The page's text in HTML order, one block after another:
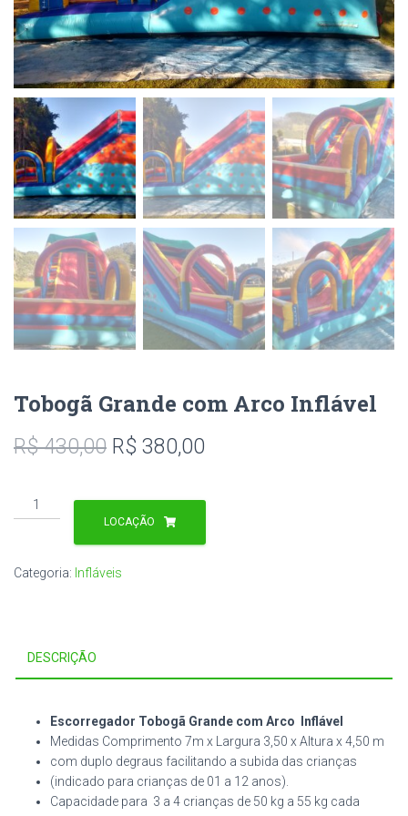
Tobogã Grande com Arco Inflável
R$430,00 R$ 380,00
Tobogã
Grande
Inflável
LOCAÇÃO
Categoria: Infláveis
DESCRIÇÃO
Escorregador Tobogã Grande com Arco Inflável
Medidas Comprimento 7m x Largura 3,50 x Altura x 4,50 m
com duplo degraus facilitando a subida das crianças
(indicado para crianças de 01 a 12 anos).
Capacidade para 3 a 4 crianças de 50 kg a 55 kg cada